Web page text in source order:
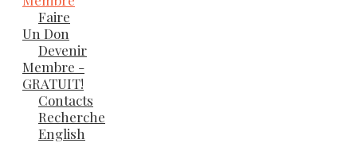
Faire
Un Don
Devenir
Membre -
GRATUIT!
Contacts
Recherche
English